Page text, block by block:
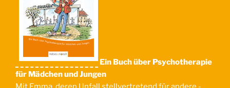
Ein Buch über Psychotherapie
für Mädchen und Jungen